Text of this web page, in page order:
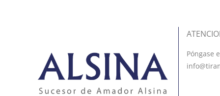
Póngase